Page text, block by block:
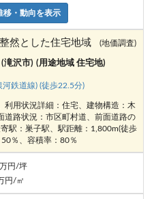
移・動向を表示
然とした住宅地域 (地価調査)
(滝沢市) (用途地域 住宅地)
河鉄道線) (徒歩22.5分)
利用状況詳細：住宅、建物構造：木
路状況：市区町村道、前面道路の
駅：巣子駅、駅距離：1,800m(徒歩
％、容積率：80％
万円/坪
円/㎡